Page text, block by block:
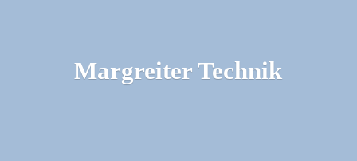
Margreiter Technik